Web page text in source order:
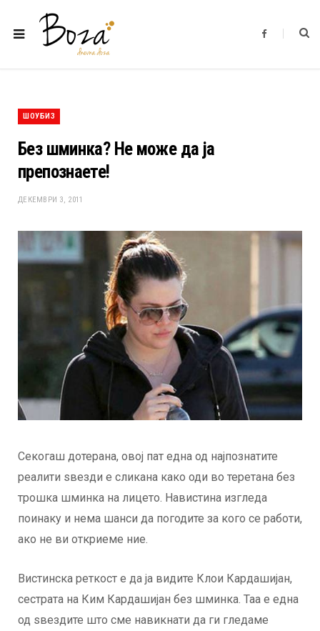
F
b
ШОУБИЗ
Без шминка? Не може да ја
препознаете!
ДЕКЕМВРИ 3, 2011
Секогаш дотерана, овој пат една од најпознатите
реалити ѕвезди е сликана како оди во теретана без
трошка шминка на лицето. Навистина изгледа
поинаку и нема шанси да погодите за кого се работи,
ако не ви откриеме ние.
Вистинска реткост е да ја видите Клои Кардашијан,
сестрата на Ким Кардашијан без шминка. Таа е една
од ѕвездите што сме навикнати да ги гледаме